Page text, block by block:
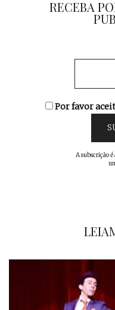
RECEBA
Por favor
A subscrição